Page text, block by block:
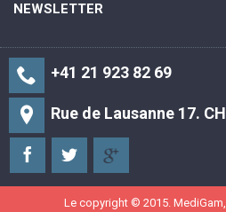
NEWSLETTER
+41 21 923 82 69
Rue de Lausanne 17.
Le copyright © 2015.